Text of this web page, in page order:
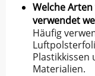
Welche
verwendet
Häufig
Plastikkissen
Materialien.